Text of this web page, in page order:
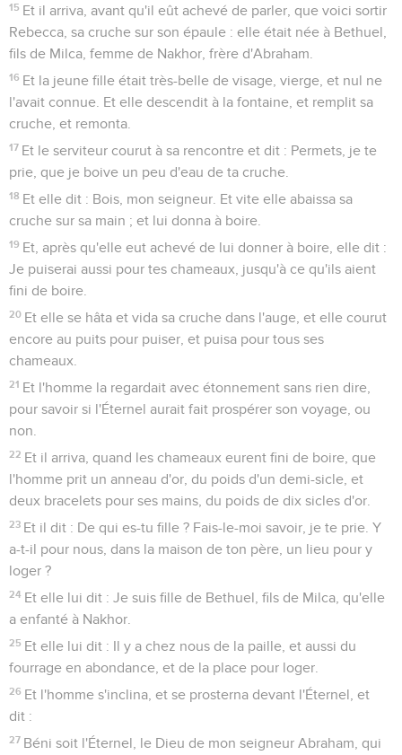
15 Et il arriva, avant qu'il eût achevé de parler, que voici sortir
Rebecca, sa cruche sur son épaule : elle était née à Bethuel,
fils de Milca, femme de Nakhor, frère d'Abraham.
16 Et la jeune fille était très-belle de visage, vierge, et nul ne
l'avait connue. Et elle descendit à la fontaine, et remplit sa
cruche, et remonta.
17 Et le serviteur courut à sa rencontre et dit : Permets, je te
prie, que je boive un peu d'eau de ta cruche.
18 Et elle dit : Bois, mon seigneur. Et vite elle abaissa sa
cruche sur sa main ; et lui donna à boire.
19 Et, après qu'elle eut achevé de lui donner à boire, elle dit :
Je puiserai aussi pour tes chameaux, jusqu'à ce qu'ils aient
fini de boire.
20 Et elle se hâta et vida sa cruche dans l'auge, et elle courut
encore au puits pour puiser, et puisa pour tous ses
chameaux.
21 Et l'homme la regardait avec étonnement sans rien dire,
pour savoir si l'Éternel aurait fait prospérer son voyage, ou
non.
22 Et il arriva, quand les chameaux eurent fini de boire, que
l'homme prit un anneau d'or, du poids d'un demi-sicle, et
deux bracelets pour ses mains, du poids de dix sicles d'or.
23 Et il dit : De qui es-tu fille ? Fais-le-moi savoir, je te prie. Y
a-t-il pour nous, dans la maison de ton père, un lieu pour y
loger ?
24 Et elle lui dit : Je suis fille de Bethuel, fils de Milca, qu'elle
a enfanté à Nakhor.
25 Et elle lui dit : Il y a chez nous de la paille, et aussi du
fourrage en abondance, et de la place pour loger.
26 Et l'homme s'inclina, et se prosterna devant l'Éternel, et
dit :
27 Béni soit l'Éternel, le Dieu de mon seigneur Abraham, qui